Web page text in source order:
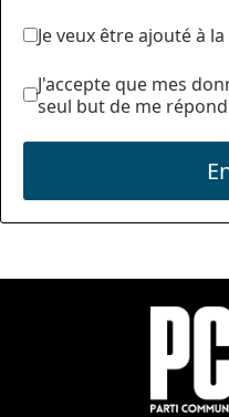
Je veux être ajouté à
J'accepte que mes
seul but de me